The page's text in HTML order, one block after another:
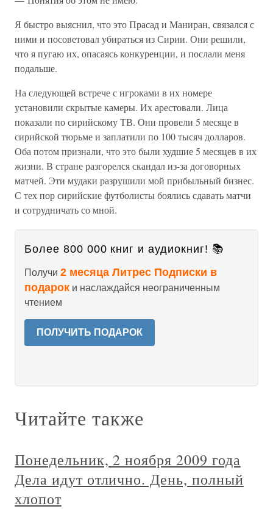
Я быстро выяснил, что это Прасад и Маниран, связался с
ними и посоветовал убираться из Сирии. Они решили,
что я пугаю их, опасаясь конкуренции, и послали меня
подальше.
На следующей встрече с игроками в их номере
установили скрытые камеры. Их арестовали. Лица
показали по сирийскому ТВ. Они провели 5 месяце в
сирийской тюрьме и заплатили по 100 тысяч долларов.
Оба потом признали, что это были худшие 5 месяцев в их
жизни. В стране разгорелся скандал из-за договорных
матчей. Эти мудаки разрушили мой прибыльный бизнес.
С тех пор сирийские футболисты боялись сдавать матчи
и сотрудничать со мной.
Более 800 000 книг и аудиокниг! 📚
Получи 2 месяца Литрес Подписки в
подарок и наслаждайся неограниченным
чтением
ПОЛУЧИТЬ ПОДАРОК
Читайте также
Понедельник, 2 ноября 2009 года
Дела идут отлично. День, полный
хлопот